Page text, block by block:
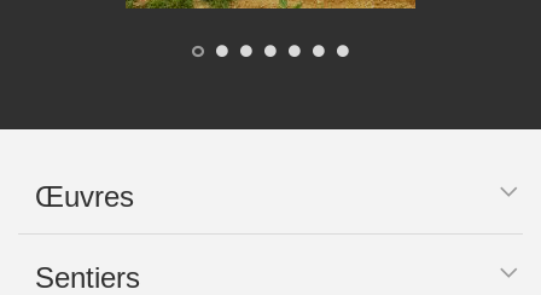
Œuvres
Sentiers